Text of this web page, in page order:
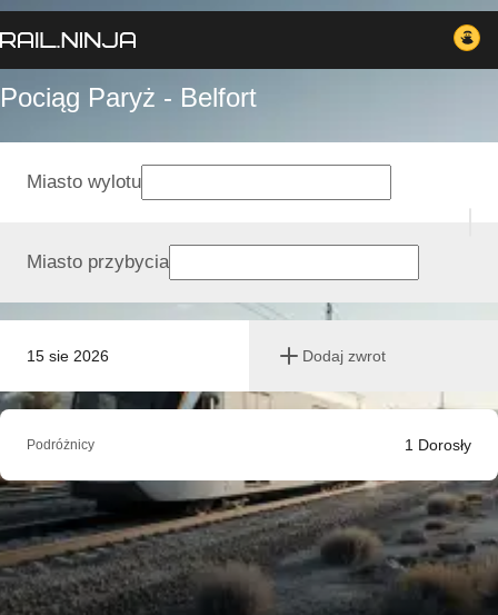
Pociąg Paryż - Belfort
15 sie 2026 Dodaj zwrot
Miasto wylotu
Miasto przybycia
Podróżnicy 1 Dorosły